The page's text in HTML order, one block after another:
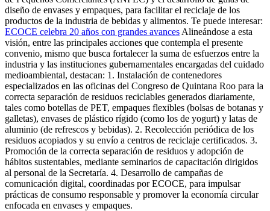
diseño de envases y empaques, para facilitar el reciclaje de los
productos de la industria de bebidas y alimentos. Te puede interesar:
ECOCE celebra 20 años con grandes avances Alineándose a esta
visión, entre las principales acciones que contempla el presente
convenio, mismo que busca fortalecer la suma de esfuerzos entre la
industria y las instituciones gubernamentales encargadas del cuidado
medioambiental, destacan: 1. Instalación de contenedores
especializados en las oficinas del Congreso de Quintana Roo para la
correcta separación de residuos reciclables generados diariamente,
tales como botellas de PET, empaques flexibles (bolsas de botanas y
galletas), envases de plástico rígido (como los de yogurt) y latas de
aluminio (de refrescos y bebidas). 2. Recolección periódica de los
residuos acopiados y su envío a centros de reciclaje certificados. 3.
Promoción de la correcta separación de residuos y adopción de
hábitos sustentables, mediante seminarios de capacitación dirigidos
al personal de la Secretaría. 4. Desarrollo de campañas de
comunicación digital, coordinadas por ECOCE, para impulsar
prácticas de consumo responsable y promover la economía circular
enfocada en envases y empaques.